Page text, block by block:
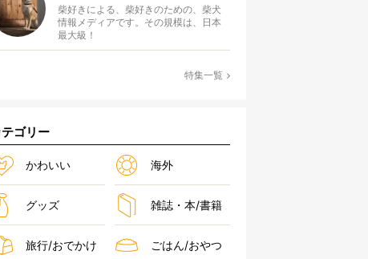
柴好きによる、柴好きのための、柴犬
情報メディアです。その規模は、日本
最大級！
特集一覧
ゴリー
かわいい 海外
グッズ 雑誌・本/書籍
旅行/おでかけ ごはん/おやつ